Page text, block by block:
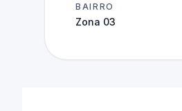
BAIRRO
Zona 03